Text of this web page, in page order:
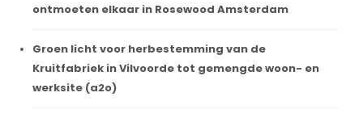
ontmoeten elkaar in Rosewood Amsterdam
Groen licht voor herbestemming van de
Kruitfabriek in Vilvoorde tot gemengde woon- en
werksite (a2o)